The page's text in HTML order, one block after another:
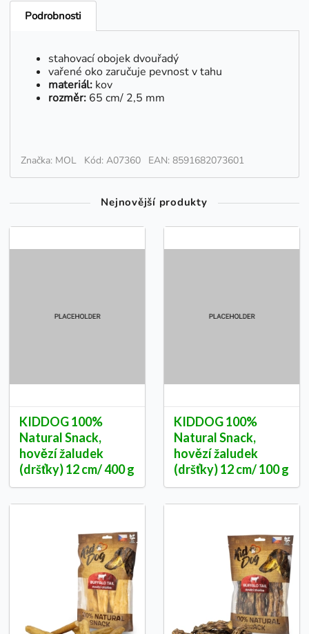
Podrobnosti
stahovací obojek dvouřadý
vařené oko zaručuje pevnost v tahu
materiál: kov
rozměr: 65 cm/ 2,5 mm
Značka: MOL Kód: A07360 EAN: 8591682073601
Nejnovější produkty
KIDDOG 100%
Natural Snack,
hovězí žaludek
(dršťky) 12 cm/ 400 g
KIDDOG 100%
Natural Snack,
hovězí žaludek
(dršťky) 12 cm/ 100 g